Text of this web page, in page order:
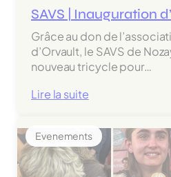
SAVS | Inauguration
Grâce au don de
d’Orvault, le SAVS de
nouveau tricycle pour…
Lire la suite:
Inauguration
d’un
tricycle
Evenements